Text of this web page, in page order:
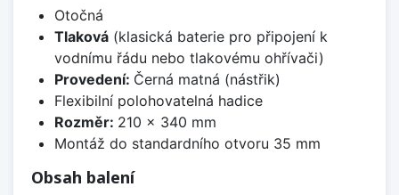
Otočná
Tlaková(klasická baterie pro připojení k
vodnímu řádu nebo tlakovému ohřívači)
Provedení: Černá matná (nástřik)
Flexibilní polohovatelná hadice
Rozměr: 210 x 340 mm
Montáž do standardního otvoru 35 mm
Obsah balení